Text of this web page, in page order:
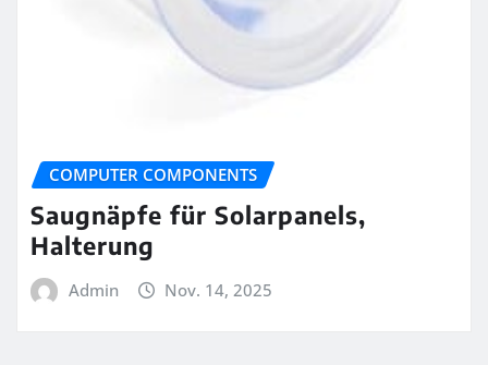
COMPUTER COMPONENTS
Saugnäpfe für Solarpanels,
Halterung
Admin Nov. 14, 2025